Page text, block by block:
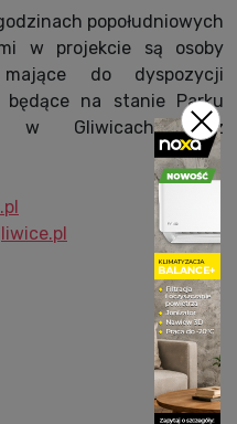
popołudniowych
w projekcie są osoby
mające do dyspozycji
będące na stanie Parku
w Gliwicach oraz